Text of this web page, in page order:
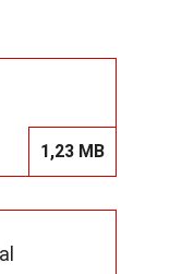
1,23 MB